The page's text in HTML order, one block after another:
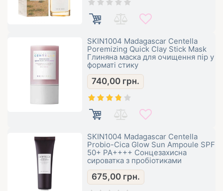
SKIN1004 Madagascar Centella
Poremizing Quick Clay Stick Mask
Глиняна маска для очищення пір у
форматі стику
740,00 грн.
SKIN1004 Madagascar Centella
Probio-Cica Glow Sun Ampoule SPF
50+ PA++++ Сонцезахисна
сироватка з пробіотиками
675,00 грн.